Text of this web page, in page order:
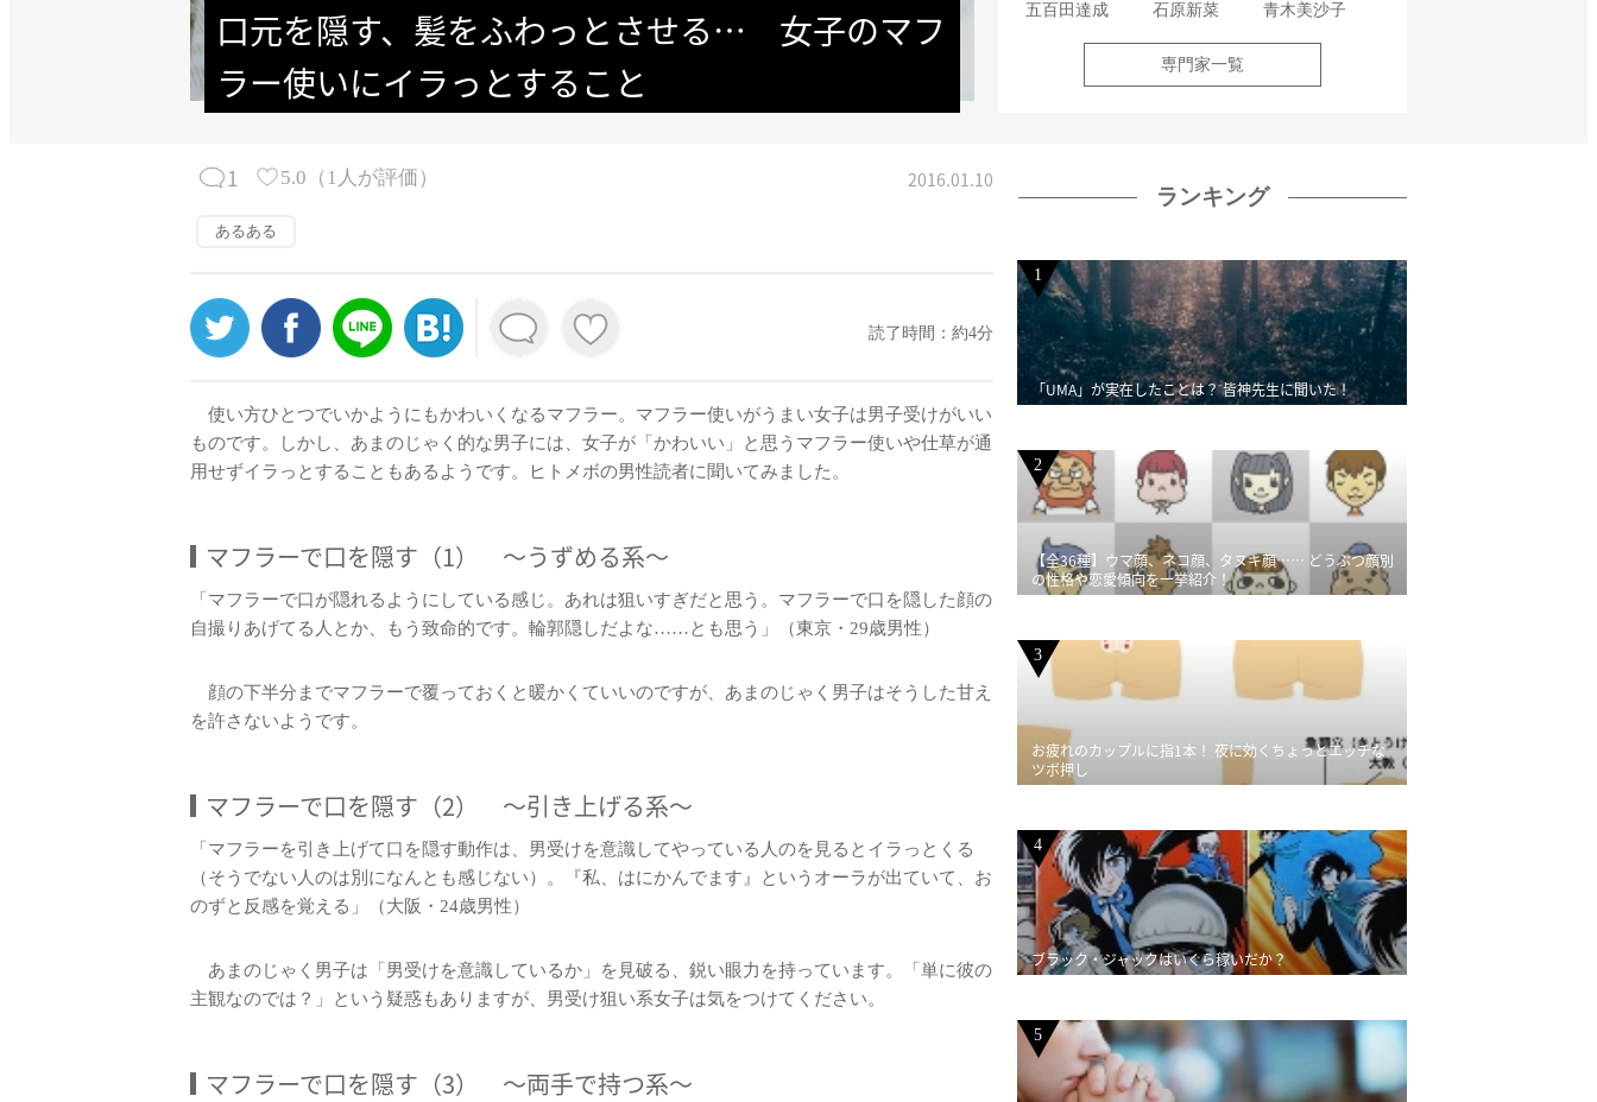
口元を隠す、髪をふわっとさせる…　女子のマフ
ラー使いにイラっとすること
五百田達成 石原新菜 青木美沙子
専門家一覧
1 5.0 （ 1 人が評価） 2016.01.10
あるある
読了時間：約4分
使い方ひとつでいかようにもかわいくなるマフラー。マフラー使いがうまい女子は男子受けがいい
ものです。しかし、あまのじゃく的な男子には、女子が「かわいい」と思うマフラー使いや仕草が通
用せずイラっとすることもあるようです。ヒトメボの男性読者に聞いてみました。
マフラーで口を隠す（1） ～うずめる系～
「マフラーで口が隠れるようにしている感じ。あれは狙いすぎだと思う。マフラーで口を隠した顔の
自撮りあげてる人とか、もう致命的です。輪郭隠しだよな……とも思う」（東京・29歳男性）
顔の下半分までマフラーで覆っておくと暖かくていいのですが、あまのじゃく男子はそうした甘え
を許さないようです。
マフラーで口を隠す（2） ～引き上げる系～
「マフラーを引き上げて口を隠す動作は、男受けを意識してやっている人のを見るとイラっとくる
（そうでない人のは別になんとも感じない）。『私、はにかんでます』というオーラが出ていて、お
のずと反感を覚える」（大阪・24歳男性）
あまのじゃく男子は「男受けを意識しているか」を見破る、鋭い眼力を持っています。「単に彼の
主観なのでは？」という疑惑もありますが、男受け狙い系女子は気をつけてください。
マフラーで口を隠す（3） ～両手で持つ系～
ランキング
1
「UMA」が実在したことは？ 皆神先生に聞いた！
2
【全36種】ウマ顔、ネコ顔、タヌキ顔…… どうぶつ顔別
の性格や恋愛傾向を一挙紹介！
3
お疲れのカップルに指1本！ 夜に効くちょっとエッチな
ツボ押し
4
ブラック・ジャックはいくら稼いだか？
5